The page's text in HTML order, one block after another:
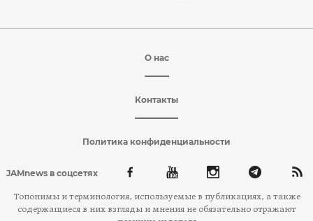
О нас
Контакты
Политика конфиденциальности
JAMnews в соцсетях
Топонимы и терминология, используемые в публикациях, а также
содержащиеся в них взгляды и мнения не обязательно отражают